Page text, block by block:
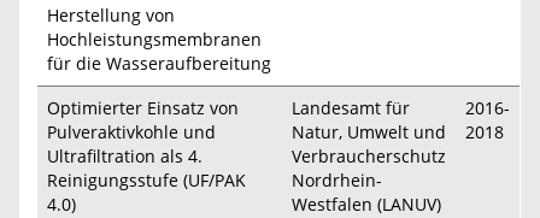
Herstellung von
Hochleistungsmembranen
für die Wasseraufbereitung
Optimierter Einsatz von
Pulveraktivkohle und
Ultrafiltration als 4.
Reinigungsstufe (UF/PAK
4.0)
Landesamt für
Natur, Umwelt und
Verbraucherschutz
Nordrhein-
Westfalen (LANUV)
2016-
2018